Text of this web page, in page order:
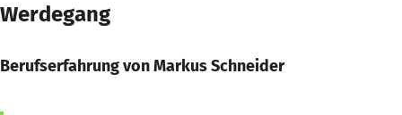
Werdegang
Berufserfahrung von Markus Schneider